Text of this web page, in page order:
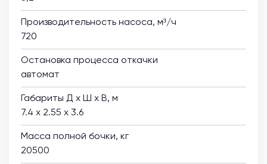
Производительность насоса, м³/ч
720
Остановка процесса откачки
автомат
Габариты Д х Ш х В, м
7.4 х 2.55 х 3.6
Масса полной бочки, кг
20500